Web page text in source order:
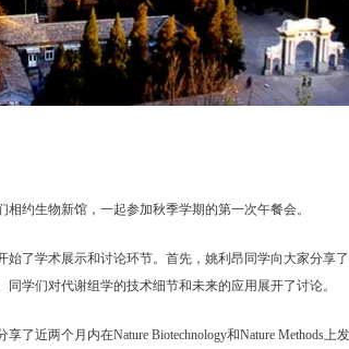
约生物新馆，一起参加秋季学期的第一次午餐会。
了学术展示和讨论环节。首先，姚利昂同学向大家分享
学们对代谢组学的技术细节和未来的应用展开了讨论。
了近两个月内在Nature Biotechnology和Nature Methods上